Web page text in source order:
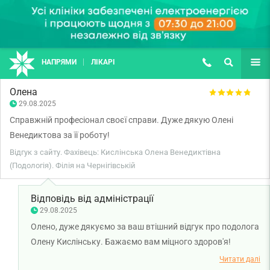
Олена
29.08.2025
Справжній професіонал своєї справи. Дуже дякую Олені
Венедиктова за її роботу!
Відгук з сайту. Фахівець: Кислінська Олена Венедиктівна
(Подологія). Філія на Чернігівській
Відповідь від адміністрації
29.08.2025
Олено, дуже дякуємо за ваш втішний відгук про подолога
Олену Кислінську. Бажаємо вам міцного здоров'я!
Читати далі
НАПРЯМИ ЛІКАРІ (067) 127-03-03
ПОШУК ЩЕ